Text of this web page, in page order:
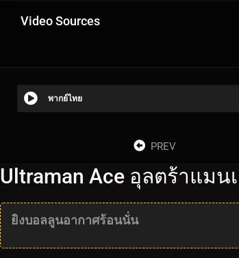
Video Sources
พากย์ไทย
PREV
Ultraman Ace อุลตร้าแมน
ยิงบอลลูนอากาศร้อนนั่น